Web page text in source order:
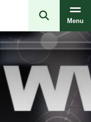
Menu